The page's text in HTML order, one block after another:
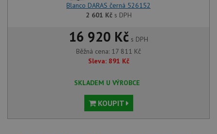
Blanco DARAS černá 526152
2 601 Kčs DPH
16 920 Kč s DPH
Běžná cena: 17 811 Kč
Sleva: 891 Kč
SKLADEM U VÝROBCE
KOUPIT